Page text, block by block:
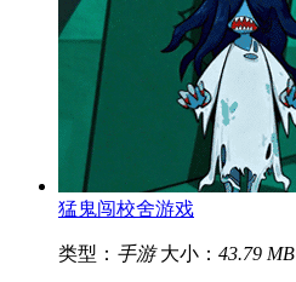
猛鬼闯校舍游戏
类型： 手游 大小： 43.79 MB